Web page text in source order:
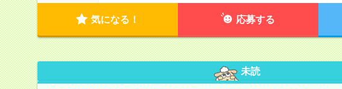
気になる！ 応募する
未読